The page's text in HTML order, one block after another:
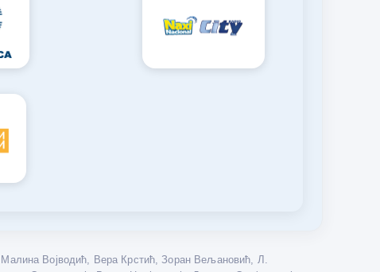
Војводић, Вера Крстић, Зоран Вељановић, Л.